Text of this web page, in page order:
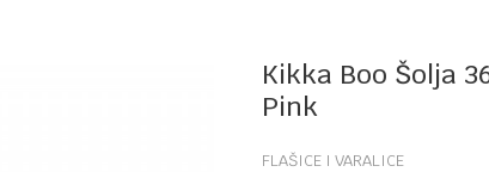
Kikka Boo Šolja
Pink
FLAŠICE I VARALICE